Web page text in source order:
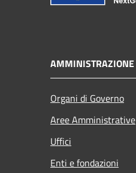
AMMINISTRAZIONE
Organi di Governo
Aree Amministrative
Uffici
Enti e fondazioni